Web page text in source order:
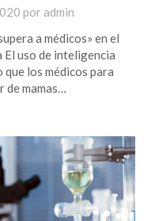
por admin
a médicos» en el
El uso de inteligencia
los médicos para
de mamas…